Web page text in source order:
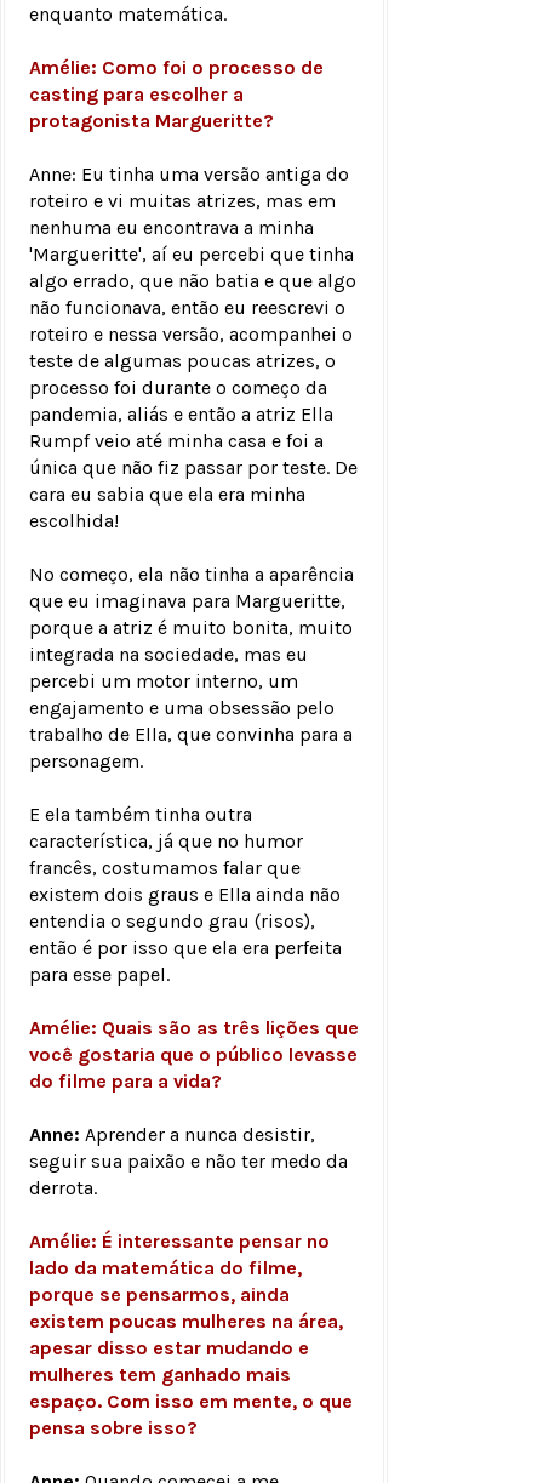
enquanto matemática.
Amélie: Como foi o processo de
casting para escolher a
protagonista Margueritte?
Anne: Eu tinha uma versão antiga do
roteiro e vi muitas atrizes, mas em
nenhuma eu encontrava a minha
'Margueritte', aí eu percebi que tinha
algo errado, que não batia e que algo
não funcionava, então eu reescrevi o
roteiro e nessa versão, acompanhei o
teste de algumas poucas atrizes, o
processo foi durante o começo da
pandemia, aliás e então a atriz Ella
Rumpf veio até minha casa e foi a
única que não fiz passar por teste. De
cara eu sabia que ela era minha
escolhida!
No começo, ela não tinha a aparência
que eu imaginava para Margueritte,
porque a atriz é muito bonita, muito
integrada na sociedade, mas eu
percebi um motor interno, um
engajamento e uma obsessão pelo
trabalho de Ella, que convinha para a
personagem.
E ela também tinha outra
característica, já que no humor
francês, costumamos falar que
existem dois graus e Ella ainda não
entendia o segundo grau (risos),
então é por isso que ela era perfeita
para esse papel.
Amélie: Quais são as três lições que
você gostaria que o público levasse
do filme para a vida?
Anne: Aprender a nunca desistir,
seguir sua paixão e não ter medo da
derrota.
Amélie: É interessante pensar no
lado da matemática do filme,
porque se pensarmos, ainda
existem poucas mulheres na área,
apesar disso estar mudando e
mulheres tem ganhado mais
espaço. Com isso em mente, o que
pensa sobre isso?